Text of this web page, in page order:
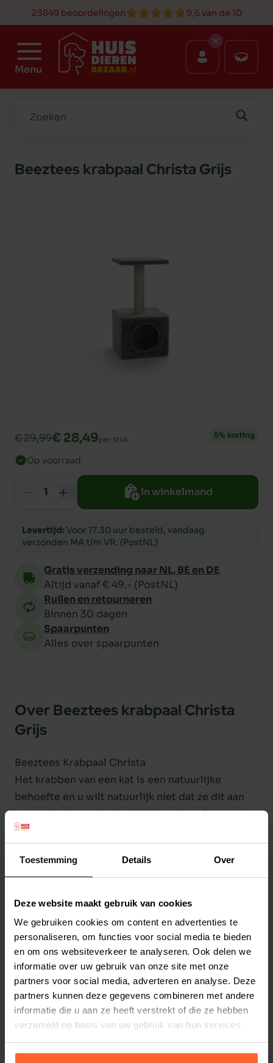
Toestemming Details Over
Deze website maakt gebruik van cookies
We gebruiken cookies om content en advertenties te
personaliseren, om functies voor social media te bieden
en om ons websiteverkeer te analyseren. Ook delen we
informatie over uw gebruik van onze site met onze
partners voor social media, adverteren en analyse. Deze
partners kunnen deze gegevens combineren met andere
informatie die u aan ze heeft verstrekt of die ze hebben
verzameld op basis van uw gebruik van hun services.
23849 beoordelingen 9,6 van de 10
Menu
Beeztees krabpaal Christa Grijs
€ 29,99€ 28,49per stuk 5% korting
Op voorraad
In winkelmand
Levertijd: Voor 17.30 uur besteld, vandaag
verzonden MA t/m VR. (PostNL)
Gratis verzending naar NL, BE en DE
Altijd vanaf € 49,- (PostNL)
Ruilen en retourneren
Binnen 30 dagen
Spaarpunten
Alles over spaarpunten
Over Beeztees krabpaal Christa
Grijs
Beeztees Krabpaal Christa
Het krabben van een kat is een natuurlijke
behoefte en u wilt natuurlijk niet dat ze dit aan
uw meubels en vloerbedekking doen. Daarom
biedt deze krabpaal uitkomst. De onderzijde is
lekker in kan gaan slapen. Verder bestaat de
alles in de gaten kan houden.
kleur: grijs.
Afmeting: 32 x 32 x 60 cm.
Productspecificaties
Stel uw bestelherinnering in:(2 weken)
Elke
2 weken
Elke
4 weken
Elke
Elke
8 weken
10 weken
Elke
12 weken